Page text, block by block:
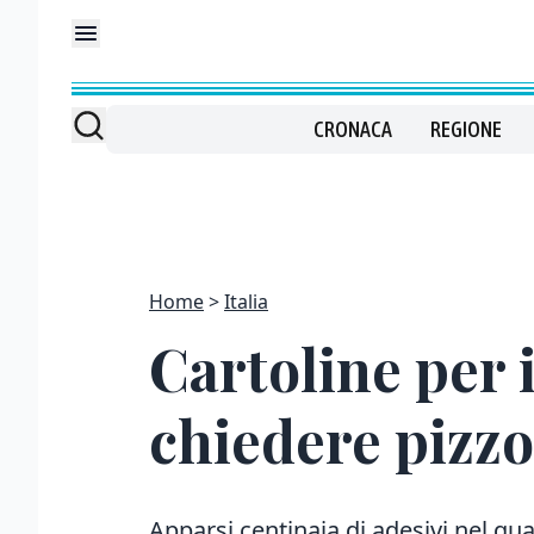
CRONACA REGIONE
Home Italia
Cartoline per
chiedere